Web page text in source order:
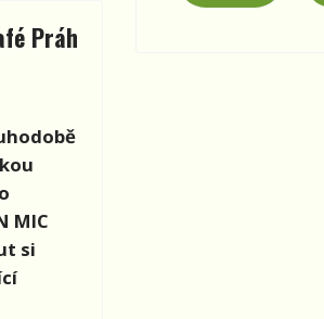
Práh
MIC
si